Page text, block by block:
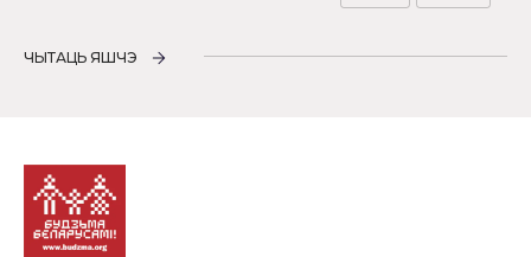
ЧЫТАЦЬ ЯШЧЭ